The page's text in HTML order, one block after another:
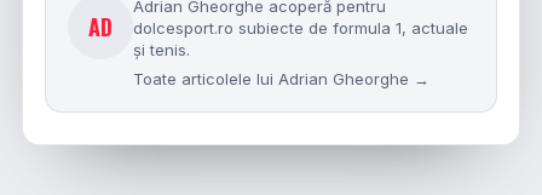
AD
Adrian Gheorghe acoperă pentru
dolcesport.ro subiecte de formula 1, actuale
și tenis.
Toate articolele lui Adrian Gheorghe →